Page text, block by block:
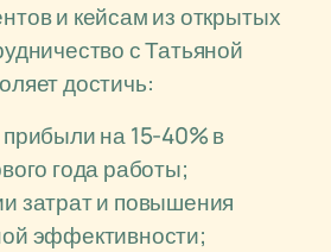
и кейсам из открытых
с Татьяной
достичь:
на 15-40% в
года работы;
затрат и повышения
эффективности;